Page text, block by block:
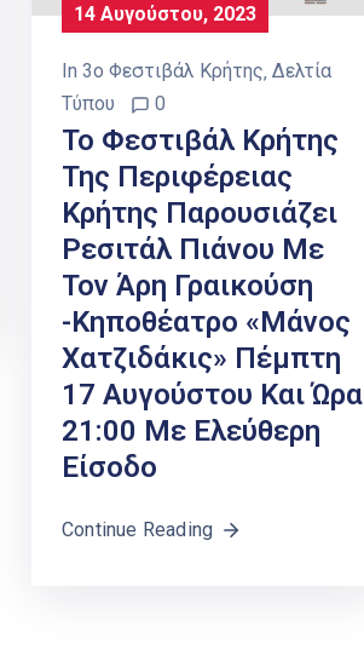
14 Αυγούστου, 2023
In 3ο Φεστιβάλ Κρήτης‚ Δελτία
Τύπου
0
Το Φεστιβάλ Κρήτης
Της Περιφέρειας
Κρήτης Παρουσιάζει
Ρεσιτάλ Πιάνου Με
Τον Άρη Γραικούση
-Κηποθέατρο «Μάνος
Χατζιδάκις» Πέμπτη
17 Αυγούστου Και Ώρα
21:00 Με Ελεύθερη
Είσοδο
Continue Reading